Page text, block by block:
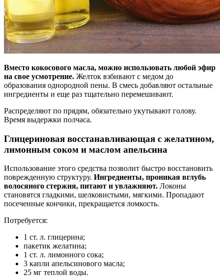
Вместо кокосового масла, можно использовать любой эфир
на свое усмотрение. Желток взбивают с медом до
образования однородной пены. В смесь добавляют остальные
ингредиенты и еще раз тщательно перемешивают.
Распределяют по прядям, обязательно укутывают голову.
Время выдержки полчаса.
Глицериновая восстанавливающая с желатином,
лимонным соком и маслом апельсина
Использование этого средства позволит быстро восстановить
поврежденную структуру. Ингредиенты, проникая вглубь
волосяного стержня, питают и увлажняют. Локоны
становятся гладкими, шелковистыми, мягкими. Пропадают
посеченные кончики, прекращается ломкость.
Потребуется:
1 ст. л. глицерина;
пакетик желатина;
1 ст. л. лимонного сока;
3 капли апельсинового масла;
25 мг теплой воды.